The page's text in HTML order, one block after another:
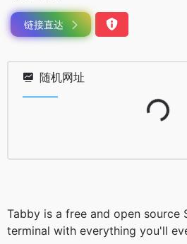
链接直达
随机网址 Loading...
Tabby is a free and open source
terminal with everything you'll